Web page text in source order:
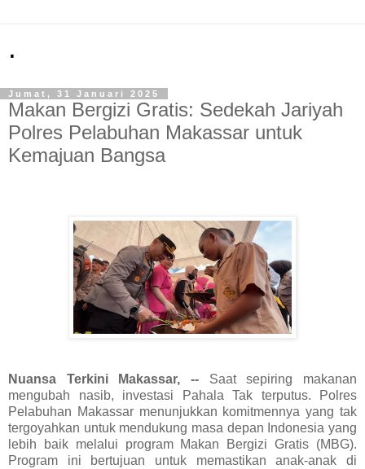
.
Jumat, 31 Januari 2025
Makan Bergizi Gratis: Sedekah Jariyah
Polres Pelabuhan Makassar untuk
Kemajuan Bangsa
Nuansa Terkini Makassar, -- Saat sepiring makanan
mengubah nasib, investasi Pahala Tak terputus. Polres
Pelabuhan Makassar menunjukkan komitmennya yang tak
tergoyahkan untuk mendukung masa depan Indonesia yang
lebih baik melalui program Makan Bergizi Gratis (MBG).
Program ini bertujuan untuk memastikan anak-anak di